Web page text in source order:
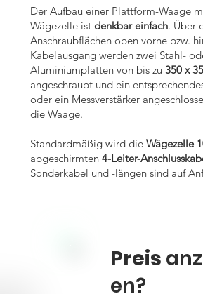
Der Aufbau einer Plattform-Waage
Wägezelle ist denkbar einfach. Über
Anschraubflächen oben vorne bzw.
Kabelausgang werden zwei Stahl-
Aluminiumplatten von bis zu 350 x
angeschraubt und ein
oder ein Messverstärker
die Waage.
Standardmäßig wird die Wägezelle
abgeschirmten 4-Leiter-
Sonderkabel und -längen sind auf
Preis
en?